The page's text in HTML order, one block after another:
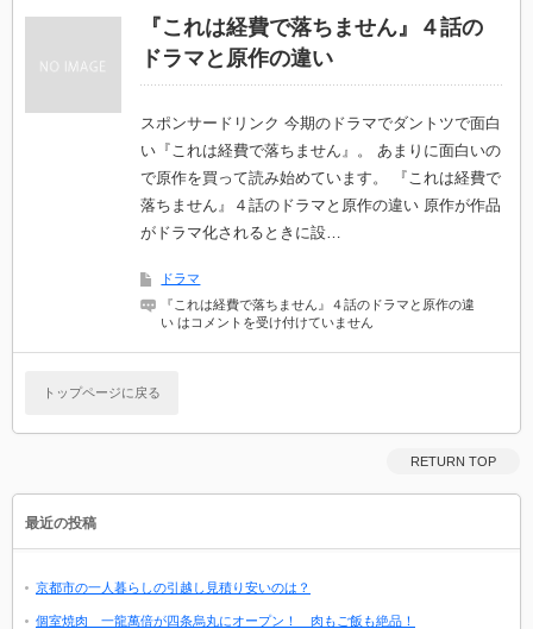
『これは経費で落ちません』４話の
ドラマと原作の違い
スポンサードリンク 今期のドラマでダントツで面白
い『これは経費で落ちません』。 あまりに面白いの
で原作を買って読み始めています。 『これは経費で
落ちません』４話のドラマと原作の違い 原作が作品
がドラマ化されるときに設…
ドラマ
『これは経費で落ちません』４話のドラマと原作の違
い は コメントを受け付けていません
トップページに戻る
RETURN TOP
最近の投稿
京都市の一人暮らしの引越し見積り安いのは？
個室焼肉 一龍萬倍が四条烏丸にオープン！ 肉もご飯も絶品！